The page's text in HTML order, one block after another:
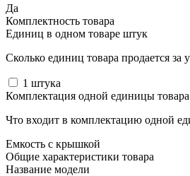
Да
Комплектность товара
Единиц в одном товаре штук
Сколько единиц товара продается за
1 штука
Комплектация одной единицы товара
Что входит в комплектацию одной
Емкость с крышкой
Общие характеристики товара
Название модели